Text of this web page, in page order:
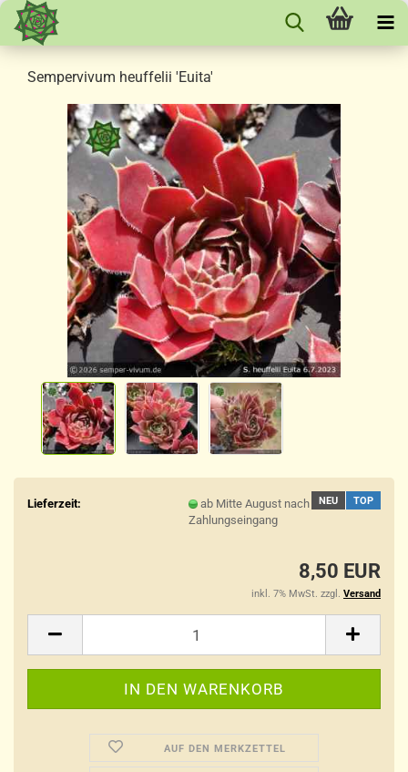
Sempervivum heuffelii 'Euita'
NEU TOP
Lieferzeit:
ab Mitte August nach
Zahlungseingang
8,50 EUR
inkl. 7% MwSt. zzgl. Versand
AUF DEN MERKZETTEL